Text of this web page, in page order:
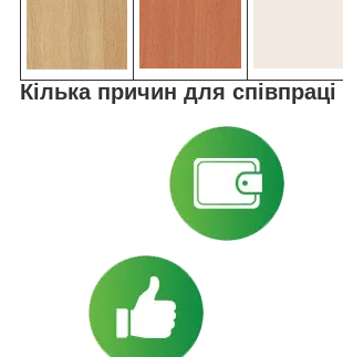
Кілька причин для співпраці